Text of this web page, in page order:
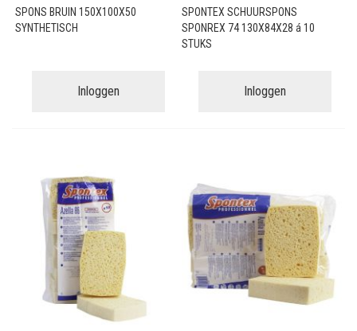
SPONS BRUIN 150X100X50
SYNTHETISCH
Inloggen
SPONTEX SCHUURSPONS
SPONREX 74 130X84X28 á 10
STUKS
Inloggen